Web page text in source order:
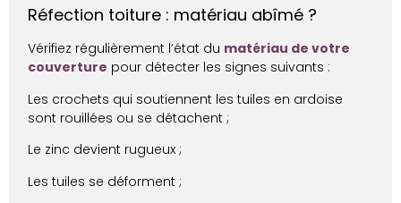
Réfection toiture : matériau abîmé ?
Vérifiez régulièrement l’état du matériau de votre
couverture pour détecter les signes suivants :
Les crochets qui soutiennent les tuiles en ardoise
sont rouillées ou se détachent ;
Le zinc devient rugueux ;
Les tuiles se déforment ;